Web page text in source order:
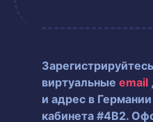
виртуальные email
и адрес в
кабинета #4B2.